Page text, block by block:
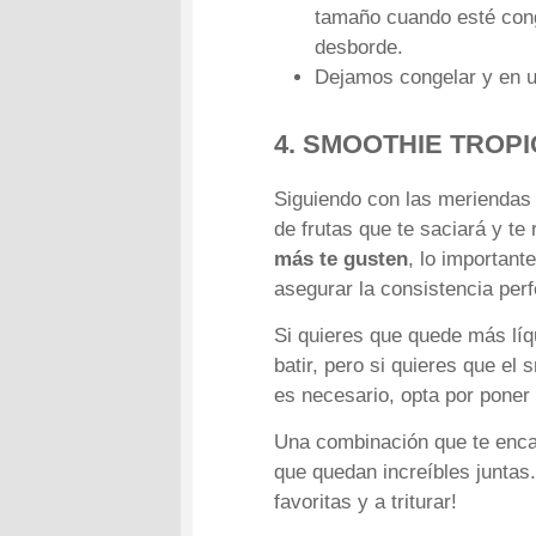
tamaño cuando esté
desborde.
Dejamos congelar y en
4. SMOOTHIE
Siguiendo con las
de frutas que te saciará y
más te gusten, lo
asegurar la consistencia
Si quieres que quede más
batir, pero si quieres que el
es necesario, opta por
Una combinación que te
que quedan increíbles
favoritas y a triturar!